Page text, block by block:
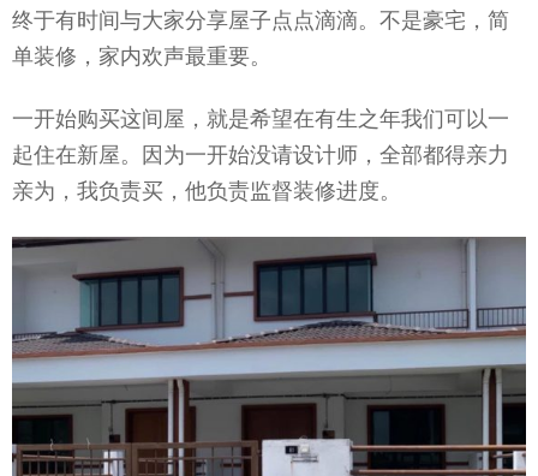
终于有时间与大家分享屋子点点滴滴。不是豪宅，简
单装修，家内欢声最重要。
一开始购买这间屋，就是希望在有生之年我们可以一
起住在新屋。因为一开始没请设计师，全部都得亲力
亲为，我负责买，他负责监督装修进度。